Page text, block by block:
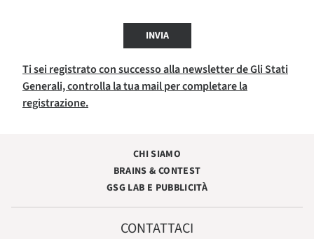
INVIA
Ti sei registrato con successo alla newsletter de Gli Stati
Generali, controlla la tua mail per completare la
registrazione.
CHI SIAMO
BRAINS & CONTEST
GSG LAB E PUBBLICITÀ
CONTATTACI